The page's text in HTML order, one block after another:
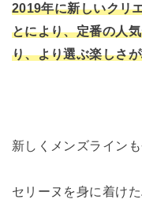
2019年に新しいクリ
とにより、定番の人
り、より選ぶ楽しさ
新しくメンズライン
セリーヌを身に着け